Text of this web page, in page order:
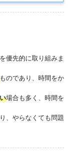
優先的に取り組みま
のであり、時間をか
場合も多く、時間を
、やらなくても問題